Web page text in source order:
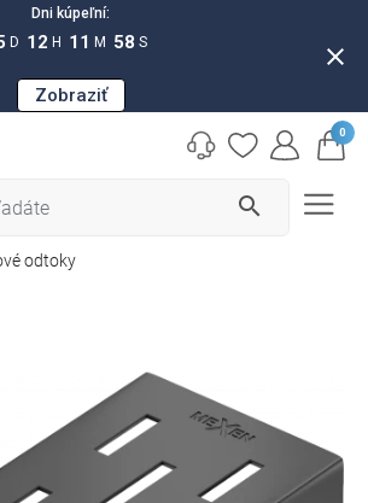
Dni kúpeľní:
D 12 H 11 M 57 S
Zobraziť
close
search
0
odtoky